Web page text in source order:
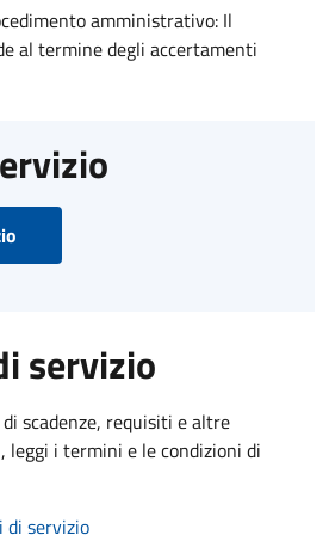
amministrativo: Il
al termine degli accertamenti
servizio
scadenze, requisiti e altre
i termini e le condizioni di
di servizio